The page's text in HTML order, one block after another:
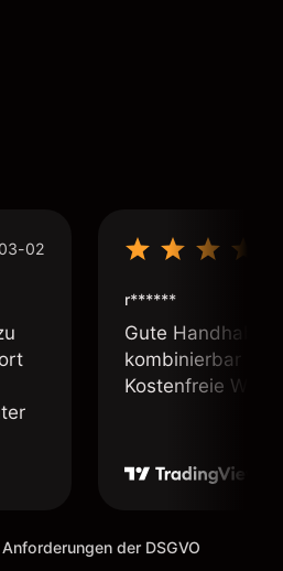
02
r******
Gute
kombinierbar
Kostenfreie
der DSGVO